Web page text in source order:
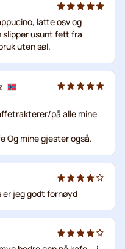
latte osv og
slipper usunt fett fra
uten søl.
på alle mine
Og mine gjester også.
er jeg godt fornøyd